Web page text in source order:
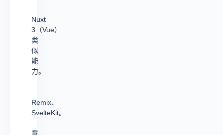
Nuxt
3（Vue）
类
似
能
力。
Remix、
SvelteKit。